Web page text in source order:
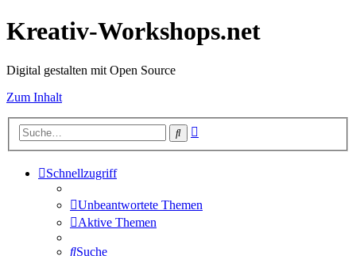
Kreativ-Workshops.net
Digital gestalten mit Open Source
Zum Inhalt
Suche
Schnellzugriff
Unbeantwortete Themen
Aktive Themen
Suche